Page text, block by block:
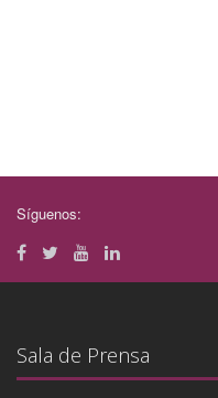
Síguenos:
Sala de Prensa